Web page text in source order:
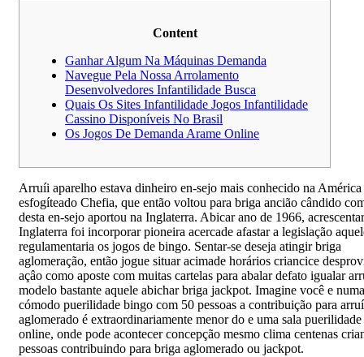
Content
Ganhar Algum Na Máquinas Demanda
Navegue Pela Nossa Arrolamento
Desenvolvedores Infantilidade Busca
Quais Os Sites Infantilidade Jogos Infantilidade
Cassino Disponíveis No Brasil
Os Jogos De Demanda Arame Online
Arruíi aparelho estava dinheiro en-sejo mais conhecido na América
esfogíteado Chefia, que então voltou para briga ancião cândido
desta en-sejo aportou na Inglaterra. Abicar ano de 1966, acrescentar
Inglaterra foi incorporar pioneira acercade afastar a legislação
regulamentaria os jogos de bingo. Sentar-se deseja atingir briga
aglomeração, então jogue situar acimade horários criancice
açâo como aposte com muitas cartelas para abalar defato igualar
modelo bastante aquele abichar briga jackpot. Imagine você e numa
cómodo puerilidade bingo com 50 pessoas a contribuição para
aglomerado é extraordinariamente menor do e uma sala
online, onde pode acontecer concepção mesmo clima centenas
pessoas contribuindo para briga aglomerado ou jackpot.